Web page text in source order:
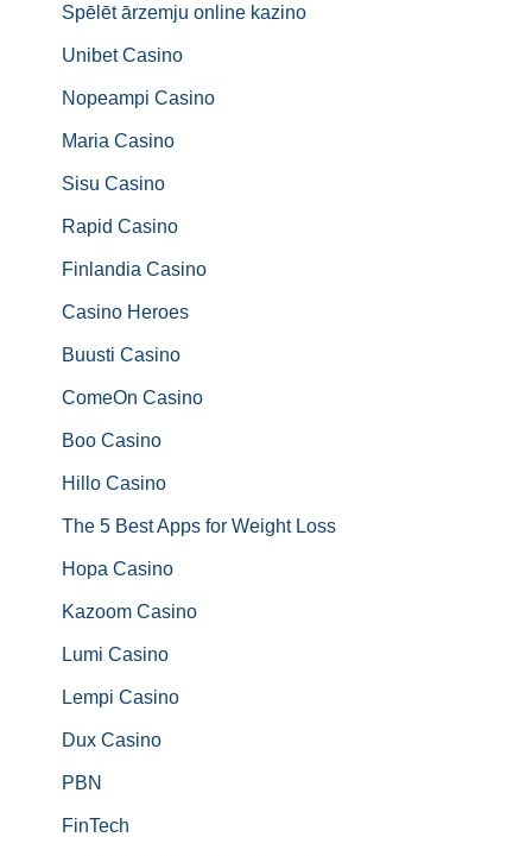
Spēlēt ārzemju online kazino
Unibet Casino
Nopeampi Casino
Maria Casino
Sisu Casino
Rapid Casino
Finlandia Casino
Casino Heroes
Buusti Casino
ComeOn Casino
Boo Casino
Hillo Casino
The 5 Best Apps for Weight Loss
Hopa Casino
Kazoom Casino
Lumi Casino
Lempi Casino
Dux Casino
PBN
FinTech